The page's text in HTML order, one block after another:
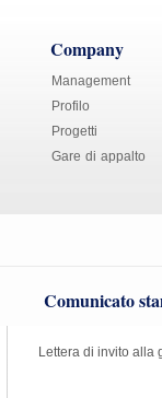
Company
Management
Profilo
Progetti
Gare di appalto
Comunicato
Lettera di invito alla